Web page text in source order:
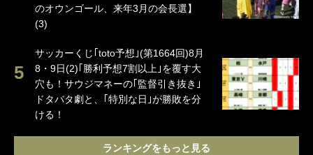
のオウンゴール、来年3月の会長選】
(3)
サッカーくじ｢toto予想｣(第1664回)8月
8・9日(2)｢勝利予想7割以上｣を覆す大
穴も！サウジマネーの｢監督引き抜き｣
ドタバタ劇と、｢特別な日｣が勝敗を分
ける！
ランキングをもっと見る